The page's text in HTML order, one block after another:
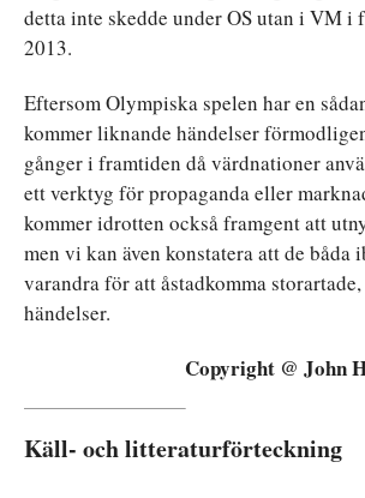
detta inte skedde under OS utan i VM
2013.
Eftersom Olympiska spelen har en
kommer liknande händelser
gånger i framtiden då värdnationer
ett verktyg för propaganda eller
kommer idrotten också framgent att
men vi kan även konstatera att de båda
varandra för att åstadkomma
händelser.
Copyright @ John
Käll- och litteraturförteckning